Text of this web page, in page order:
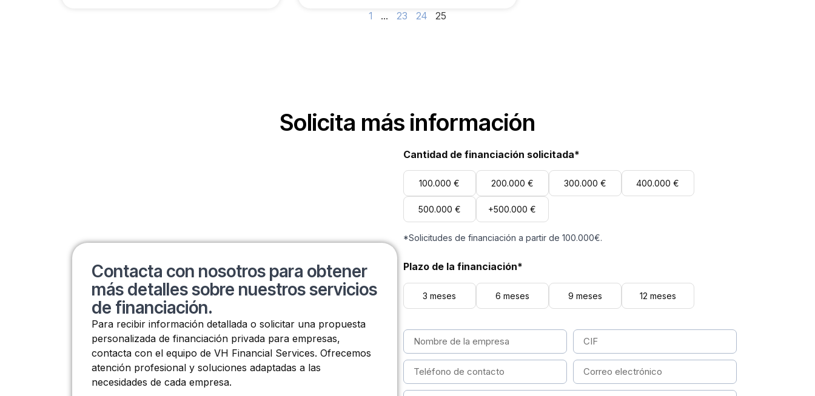
1 … 23 24 25
Solicita más información
Contacta con nosotros para obtener
más detalles sobre nuestros servicios
de financiación.
Para recibir información detallada o solicitar una propuesta
personalizada de financiación privada para empresas,
contacta con el equipo de VH Financial Services. Ofrecemos
atención profesional y soluciones adaptadas a las
necesidades de cada empresa.
Cantidad de financiación solicitada*
100.000 € 200.000 € 300.000 € 400.000 €
500.000 € +500.000 €
*Solicitudes de financiación a partir de 100.000€.
Plazo de la financiación*
3 meses 6 meses 9 meses 12 meses